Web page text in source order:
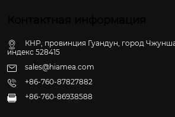
КНР, провинция Гуандун, город
индекс 528415
sales@hiamea.com
+86-760-87827882
 +86-760-86938588